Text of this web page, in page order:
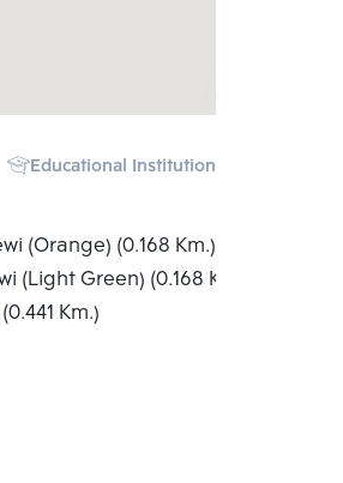
Educational Institution
(Orange) (0.168 Km.)
(Light Green) (0.168 Km.)
Km.)